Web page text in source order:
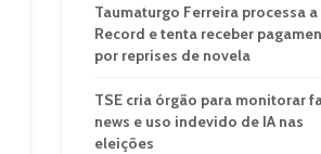
Taumaturgo Ferreira processa a
Record e tenta receber
por reprises de novela
TSE cria órgão para monitorar
news e uso indevido de IA nas
eleições